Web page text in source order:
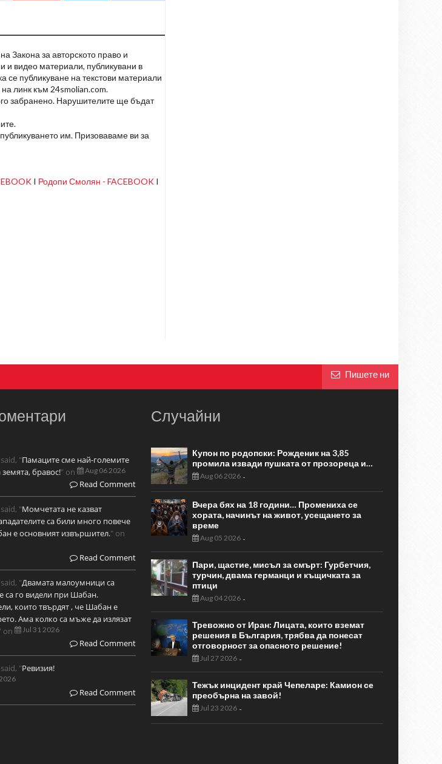
Закона за авторското право и
и видео материали, публикувани в
се публикуване на текстови материали
линк към 24smolian.com.
забранено. Нарушителите ще бъдат
им. Призоваваме ви за
I Родопи Смолян - FACEBOOK I
Пишете ни
said, "Памаците сме най-големите
бравос!" on Aug 06 2026
Read Comment
said, "Момчетата не казват
са били много повече
е основният извършител." on
Read Comment
said, "Двамата малоумници са
са го видели при Шабан.
които твърдят , че Шабан е
Ама колко са мъже да излязат
on Jul 31 2026
Read Comment
said, "Ревизия!
Read Comment
Случайни
Купон по родопски: Рожденик на 3,85
промила извади пушката от прозореца и…
Aug 06 2026-
Вчера бях на 18 години… Промениха се
хората, начинът на живот, усещането за
време
Aug 05 2026-
Пари, щастие, мисъл за смърт: Гурбетчия,
турчин, двама германци и къщичката за
птици
Aug 04 2026-
Тревожно от Иран: Лицата, които вземат
решения в България, трябва да понесат
отговорност за опасното решение!
Jul 27 2026-
Тежък инцидент край Чепеларе: Камион се
преобърна на завой!
Jul 23 2026-